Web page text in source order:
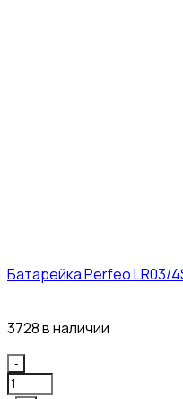
Батарейка Perfeo LR03/
3728 в наличии
Quantity
-